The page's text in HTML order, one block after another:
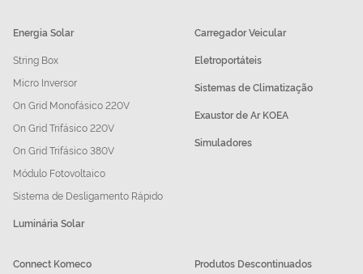
Energia Solar
String Box
Micro Inversor
On Grid Monofásico 220V
On Grid Trifásico 220V
On Grid Trifásico 380V
Módulo Fotovoltaico
Sistema de Desligamento Rápido
Luminária Solar
Carregador Veicular
Eletroportáteis
Sistemas de Climatização
Exaustor de Ar KOEA
Simuladores
Connect Komeco Produtos Descontinuados